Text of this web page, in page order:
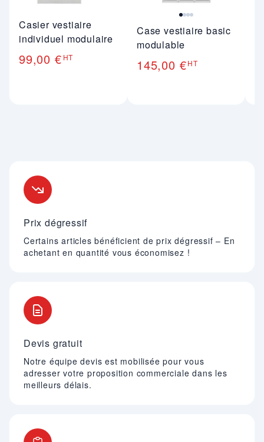
Casier vestiaire
individuel modulaire
99,00 € HT
Case vestiaire basic
modulable
145,00 €HT
Prix dégressif
Certains articles bénéficient de prix dégressif – En
achetant en quantité vous économisez !
Devis gratuit
Notre équipe devis est mobilisée pour vous
adresser votre proposition commerciale dans les
meilleurs délais.